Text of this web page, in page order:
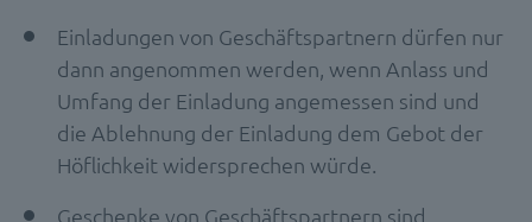
Einladungen von Geschäftspartnern dürfen nur
dann angenommen werden, wenn Anlass und
Umfang der Einladung angemessen sind und
die Ablehnung der Einladung dem Gebot der
Höflichkeit widersprechen würde.
Geschenke von Geschäftspartnern sind